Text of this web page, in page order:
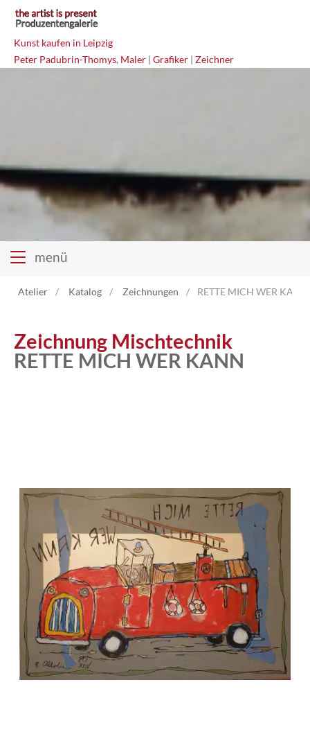
Kunst kaufen in Leipzig
Peter Padubrin-Thomys, Maler | Grafiker | Zeichner
menü
Atelier
News
Kontakt
follow
Atelier Katalog Zeichnungen RETTE MICH WER
Zeichnung Mischtechnik
RETTE MICH WER KANN